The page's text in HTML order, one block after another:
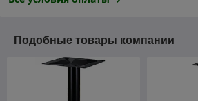
Подобные товары компании